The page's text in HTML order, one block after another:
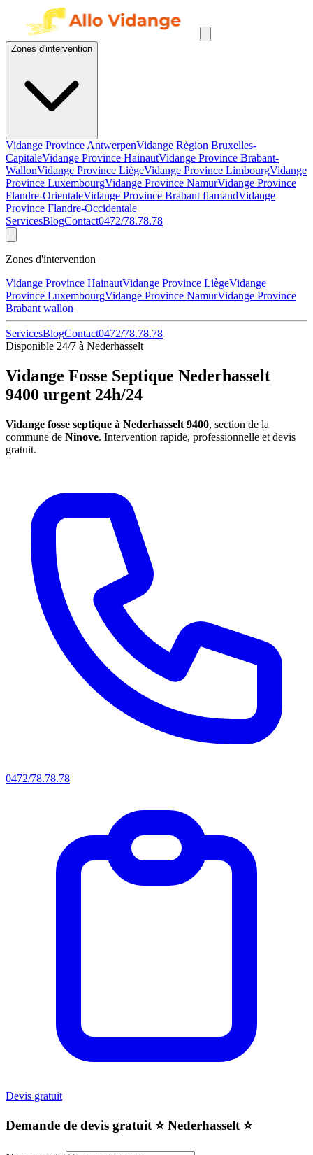
Zones d'intervention
Vidange Province AntwerpenVidange Région Bruxelles-
CapitaleVidange Province HainautVidange Province Brabant-
WallonVidange Province LiègeVidange Province LimbourgVidange
Province LuxembourgVidange Province NamurVidange Province
Flandre-OrientaleVidange Province Brabant flamandVidange
Province Flandre-Occidentale
ServicesBlogContact0472/78.78.78
Zones d'intervention
Vidange Province HainautVidange Province LiègeVidange
Province LuxembourgVidange Province NamurVidange Province
Brabant wallon
ServicesBlogContact0472/78.78.78
Disponible 24/7 à Nederhasselt
Vidange Fosse Septique Nederhasselt
9400 urgent 24h/24
Vidange fosse septique à Nederhasselt 9400, section de la
commune de Ninove. Intervention rapide, professionnelle et devis
gratuit.
0472/78.78.78
Devis gratuit
Demande de devis gratuit ⭐️ Nederhasselt ⭐️